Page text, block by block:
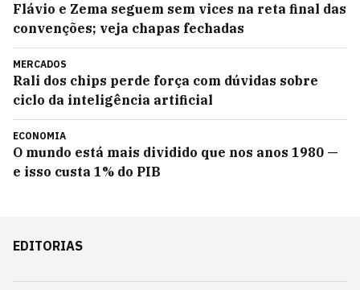
Flávio e Zema seguem sem vices na reta final das
convenções; veja chapas fechadas
MERCADOS
Rali dos chips perde força com dúvidas sobre
ciclo da inteligência artificial
ECONOMIA
O mundo está mais dividido que nos anos 1980 —
e isso custa 1% do PIB
EDITORIAS